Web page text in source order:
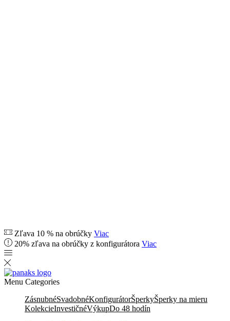
Zľava 10 % na obrúčky Viac
20% zľava na obrúčky z konfigurátora Viac
Menu Categories
ZásnubnéSvadobnéKonfigurátorŠperkyŠperky na mieru
KolekcieInvestičnéVýkupDo 48 hodín